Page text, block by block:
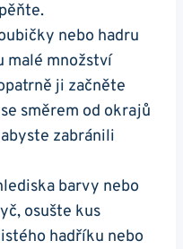
nebo hadru
malé množství
ji začněte
směrem od okrajů
zabránili
barvy nebo
osušte kus
hadříku nebo